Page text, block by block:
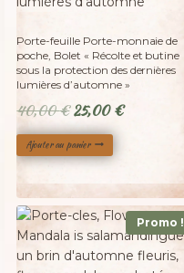
Porte-feuille Porte-monnaie de
poche, Bolet « Récolte et butine
sous la protection des dernières
lumières d’automne »
40,00€ Le
prix
initial
40,00 €.
25,00€Le
25,00 €.
Ajouter au panier
Promo !